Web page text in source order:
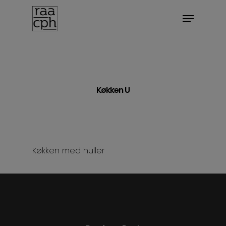
BOOK MØDE
Køkken U
Køkken med huller